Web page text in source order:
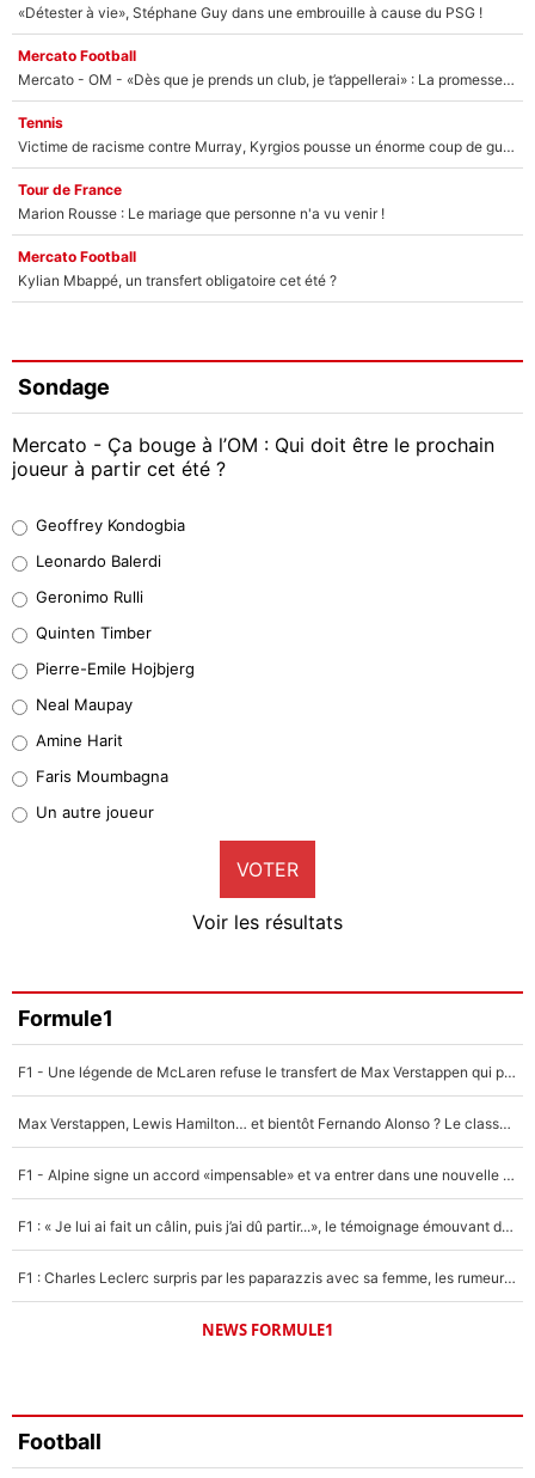
«Détester à vie», Stéphane Guy dans une embrouille à cause du PSG !
Mercato Football
Mercato - OM - «Dès que je prends un club, je t’appellerai» : La promesse de Marcelino au moment de claquer la porte
Tennis
Victime de racisme contre Murray, Kyrgios pousse un énorme coup de gueule !
Tour de France
Marion Rousse : Le mariage que personne n'a vu venir !
Mercato Football
Kylian Mbappé, un transfert obligatoire cet été ?
Sondage
Mercato - Ça bouge à l’OM : Qui doit être le prochain
joueur à partir cet été ?
38%
32%
5%
1%
9%
Faris Moumbagna
4%
Un autre joueur
5%
Geoffrey Kondogbia
Leonardo Balerdi
Geronimo Rulli
Quinten Timber
Pierre-Emile Hojbjerg
Neal Maupay
Amine Harit
Faris Moumbagna
Un autre joueur
VOTER
Voir les résultats
Formule1
F1 - Une légende de McLaren refuse le transfert de Max Verstappen qui pourrait «faire des vagues» et plomber l'ambiance dans l'équipe
Max Verstappen, Lewis Hamilton… et bientôt Fernando Alonso ? Le classement des pilotes les mieux payés en Formule 1 risque de changer !
F1 - Alpine signe un accord «impensable» et va entrer dans une nouvelle dimension : Grande nouvelle pour Pierre Gasly !
F1 : « Je lui ai fait un câlin, puis j’ai dû partir...», le témoignage émouvant de Max Verstappen sur sa fille
F1 : Charles Leclerc surpris par les paparazzis avec sa femme, les rumeurs étaient vraies !
NEWS FORMULE1
Football